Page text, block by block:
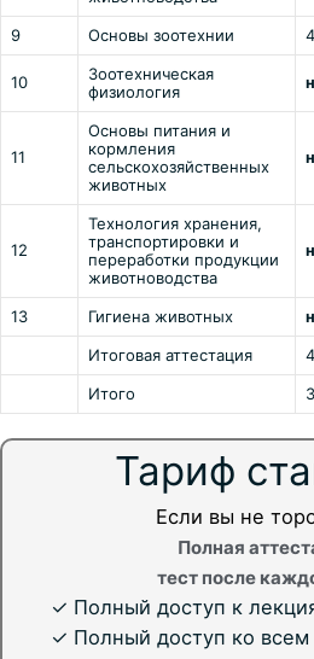
9 Основы зоотехнии
10
Зоотехническая
физиология
11
Основы питания и
кормления
сельскохозяйственных
животных
12
Технология хранения,
транспортировки и
переработки продукции
животноводства
13 Гигиена животных
Итоговая аттестация
4
Итого
Тариф
Если вы не
Полная
тест после
✓ Полный доступ к
✓ Полный доступ ко всем